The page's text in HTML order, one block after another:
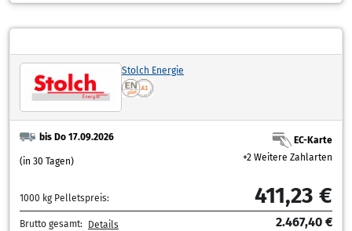
Stolch Energie
bis Do 17.09.2026
(in 30 Tagen)
EC-Karte
+2 Weitere Zahlarten
1000 kg Pelletspreis: 411,23 €
Brutto gesamt: Details 2.467,40 €